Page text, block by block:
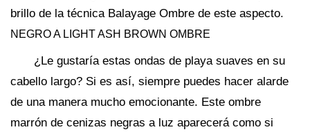
brillo de la técnica Balayage Ombre de este aspecto.
NEGRO A LIGHT ASH BROWN OMBRE
¿Le gustaría estas ondas de playa suaves en su
cabello largo? Si es así, siempre puedes hacer alarde
de una manera mucho emocionante. Este ombre
marrón de cenizas negras a luz aparecerá como si